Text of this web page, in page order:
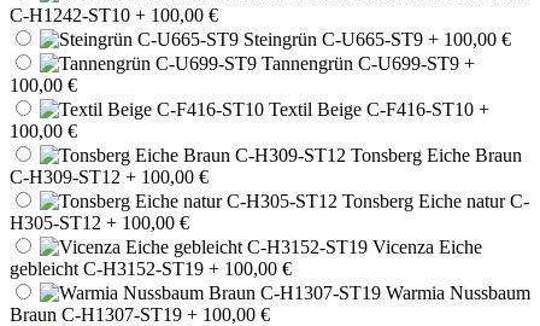
C-H1242-ST10 + 100,00 €
Steingrün C-U665-ST9 + 100,00 €
Tannengrün C-U699-ST9 +
100,00 €
Textil Beige C-F416-ST10 +
100,00 €
Tonsberg Eiche Braun
C-H309-ST12 + 100,00 €
Tonsberg Eiche natur C-
H305-ST12 + 100,00 €
Vicenza Eiche
gebleicht C-H3152-ST19 + 100,00 €
Warmia Nussbaum
Braun C-H1307-ST19 + 100,00 €